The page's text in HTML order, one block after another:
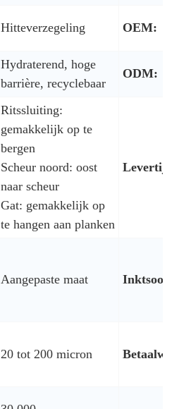
Hitteverzegeling OEM:
Hydraterend, hoge
barrière, recyclebaar
ODM:
Ritssluiting:
gemakkelijk op te
bergen
Scheur noord: oost
naar scheur
Gat: gemakkelijk op
te hangen aan planken
Levertijd:
Aangepaste maat Inktsoort:
20 tot 200 micron